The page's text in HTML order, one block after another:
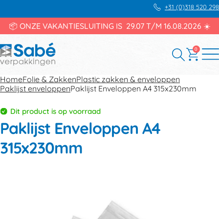
+31 (0)318 520 298
📦 ONZE VAKANTIESLUITING IS 29.07 T/M 16.08.2026 ☀️
0
HomeFolie & ZakkenPlastic zakken & enveloppen
Paklijst enveloppenPaklijst Enveloppen A4 315x230mm
Dit product is op voorraad
Paklijst Enveloppen A4
315x230mm